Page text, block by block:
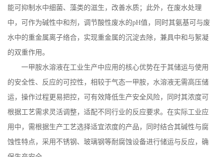
能可抑制水中细菌、藻类的滋生，改善水质；此外，在废水处理
中，可作为碱性中和剂，调节酸性废水的pH值，同时其氨基可与废
水中的重金属离子络合，实现重金属的沉淀去除，兼具中和与絮凝
的双重作用。
一甲胺水溶液在工业生产中应用的核心优势在于其储运与使用
的安全性、反应的可控性，相较于气态一甲胺，水溶液无需高压储
运，操作过程更易把控，可有效降低生产安全风险，同时其浓度可
根据工艺需求灵活调整，适配不同行业的反应要求。在实际工业应
用中，需根据生产工艺选择适宜浓度的产品，同时结合其碱性与腐
蚀性特点，采用不锈钢、玻璃钢等耐腐蚀设备进行储运与反应，确